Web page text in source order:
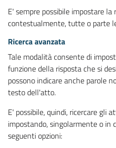
E' sempre possibile impostare la
contestualmente, tutte o parte
Ricerca avanzata
Tale modalità consente di
funzione della risposta che si
possono indicare anche parole
testo dell'atto.
E' possibile, quindi, ricercare gli
impostando, singolarmente o in
seguenti opzioni: